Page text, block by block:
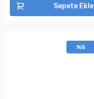
Sepete Ekle
%5